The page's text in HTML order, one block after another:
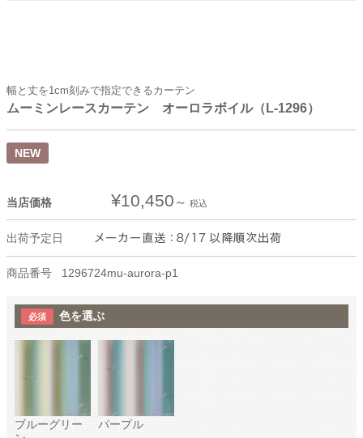
幅と丈を1cm刻みで指定できるカーテン
ムーミンレースカーテン オーロラボイル（L-1296）
NEW
当店価格 ¥10,450 税込
出荷予定日
商品番号 1296724mu-aurora-p1
色を選ぶ
ブルーグリー
パープル